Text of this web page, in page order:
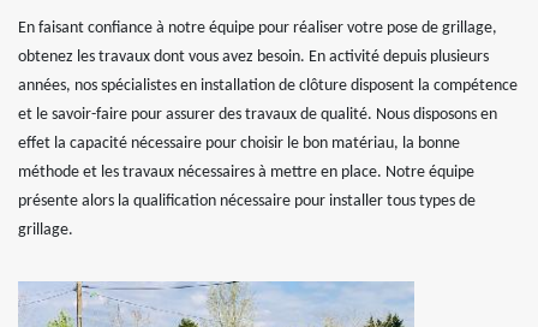
En faisant confiance à notre équipe pour réaliser votre pose de grillage,
obtenez les travaux dont vous avez besoin. En activité depuis plusieurs
années, nos spécialistes en installation de clôture disposent la compétence
et le savoir-faire pour assurer des travaux de qualité. Nous disposons en
effet la capacité nécessaire pour choisir le bon matériau, la bonne
méthode et les travaux nécessaires à mettre en place. Notre équipe
présente alors la qualification nécessaire pour installer tous types de
grillage.